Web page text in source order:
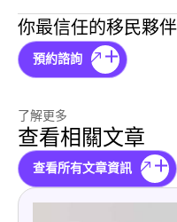
你最信任的移民夥
預約諮詢
了解更多
查看相關文章
查看所有文章資訊